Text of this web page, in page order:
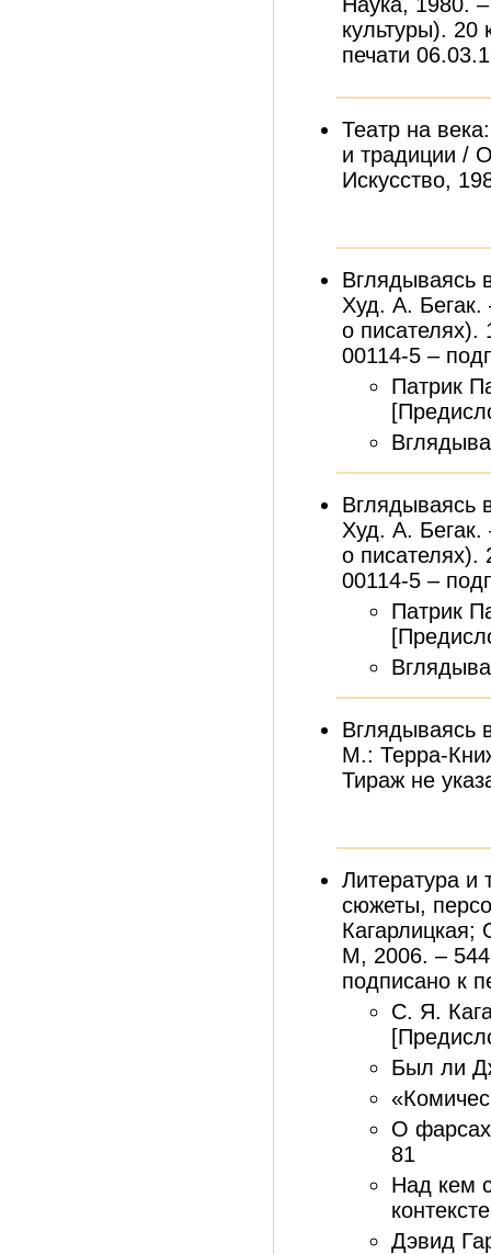
культуры). 20
печати
Театр на
и традиции /
Искусство,
Вглядываясь
Худ. А.
о писателях).
00114-5 –
Патрик
Вглядываясь
Худ. А.
о писателях).
00114-5 –
Патрик
Вглядываясь
М.: Терра-
Тираж не
Литература и
сюжеты,
М, 2006. –
подписано к
С. Я.
Был ли
О
81
Над кем
Дэвид